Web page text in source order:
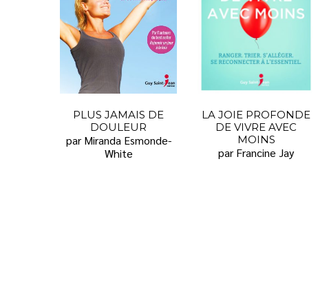
PLUS JAMAIS DE
DOULEUR
par Miranda Esmonde-
White
LA JOIE PROFONDE
DE VIVRE AVEC
MOINS
par Francine Jay